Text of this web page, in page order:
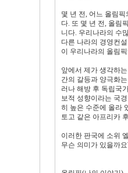
몇 년 전, 어느 올림
다. 또 몇 년 전, 올림
니다. 우리나라의 수
다른 나라의 경영컨
이 우리나라의 올림
앞에서 제가 생각하
간의 갈등과 양극화
러나 해방 후 독립국
보적 성향이라는 국
히 높은 수준에 올라
토고 같은 아프리카
이러한 판국에 소위
무슨 의미가 있을까요